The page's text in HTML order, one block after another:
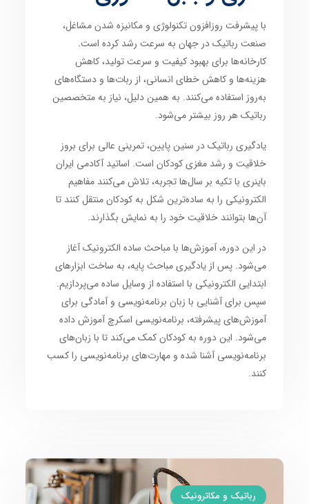
با پیشرفت روزافزونتکنولوژی ومکانیزه شدن مشاغل،
صنعت رباتیکدر جهان به سرعت رشد کرده است.
کارخانه‌ها برای بهبود کیفیت و سرعت تولید،کاهش
هزینه‌ها وکاهش خطای انسانی، از ربات‌ها ودستگاه‌های
به‌روز استفاده می‌کنند. به همین دلیل، نیاز به متخصصین
رباتیکهر روز بیشتر می‌شود.
یادگیری رباتیک در سنین پایین، تمرینی عالی برای بروز
خلاقیت و رشد مغزی کودکان است. اساتیدآکادمی ایران
باینری با تکیه بر سال‌ها تجربه، تلاش می‌کنندمفاهیم
الکترونیکی را به ساده‌ترین شکل بهکودکانمنتقل کنند تا
آن‌ها بتوانندخلاقیتخود را به نمایش بگذارند.
در این دوره، آموزش‌ها بامباحث ساده الکترونیکآغاز
می‌شود. پس از یادگیریمباحث پایه، به ساخت ابزارهای
ابتدایی الکترونیکی با استفاده از وسایل ساده می‌پردازیم.
سپس برای آشنایی با زبان برنامه‌نویسی و آمادگی برای
آموزش‌های پیشرفته، برنامه‌نویسی اسکرچآموزش داده
می‌شود. این دوره بهکودکانکمک می‌کند تا با زبان‌های
برنامه‌نویسیآشنا شده ومهارت‌های برنامه‌نویسی را کسب
کنند.
رباتیک و مکاترونیک